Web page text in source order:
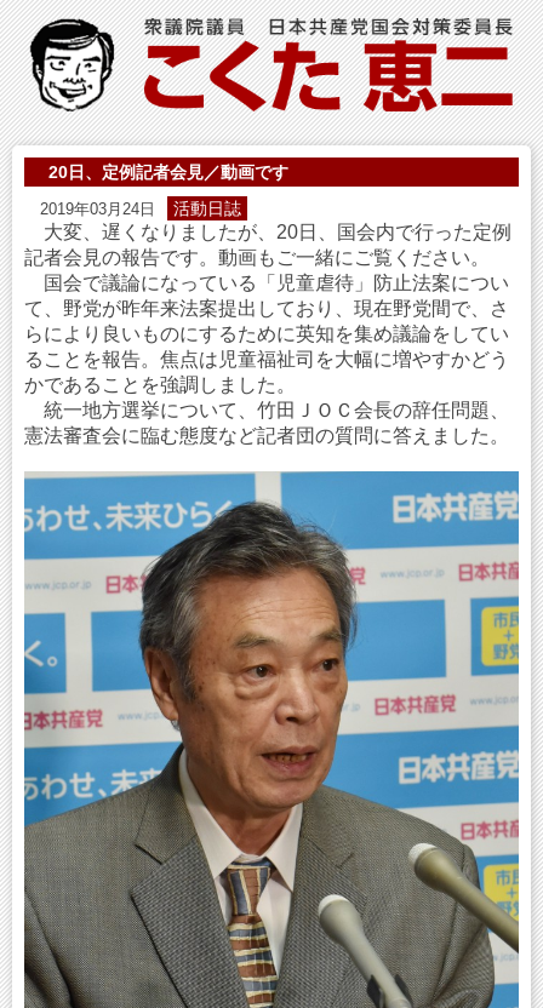
20日、定例記者会見／動画です
2019年03月24日 活動日誌
大変、遅くなりましたが、20日、国会内で行った定例
記者会見の報告です。動画もご一緒にご覧ください。
国会で議論になっている「児童虐待」防止法案につい
て、野党が昨年来法案提出しており、現在野党間で、さ
らにより良いものにするために英知を集め議論をしてい
ることを報告。焦点は児童福祉司を大幅に増やすかどう
かであることを強調しました。
統一地方選挙について、竹田ＪＯＣ会長の辞任問題、
憲法審査会に臨む態度など記者団の質問に答えました。